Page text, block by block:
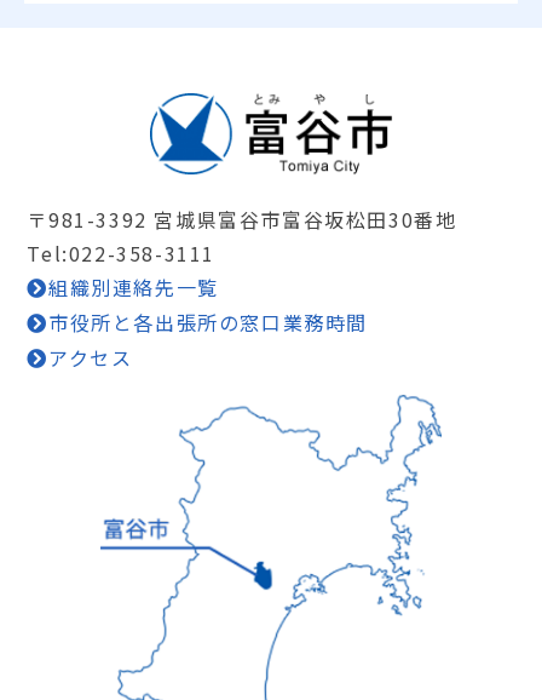
〒981-3392 宮城県富谷市富谷坂松田30番地
Tel:022-358-3111
組織別連絡先一覧
市役所と各出張所の窓口業務時間
アクセス